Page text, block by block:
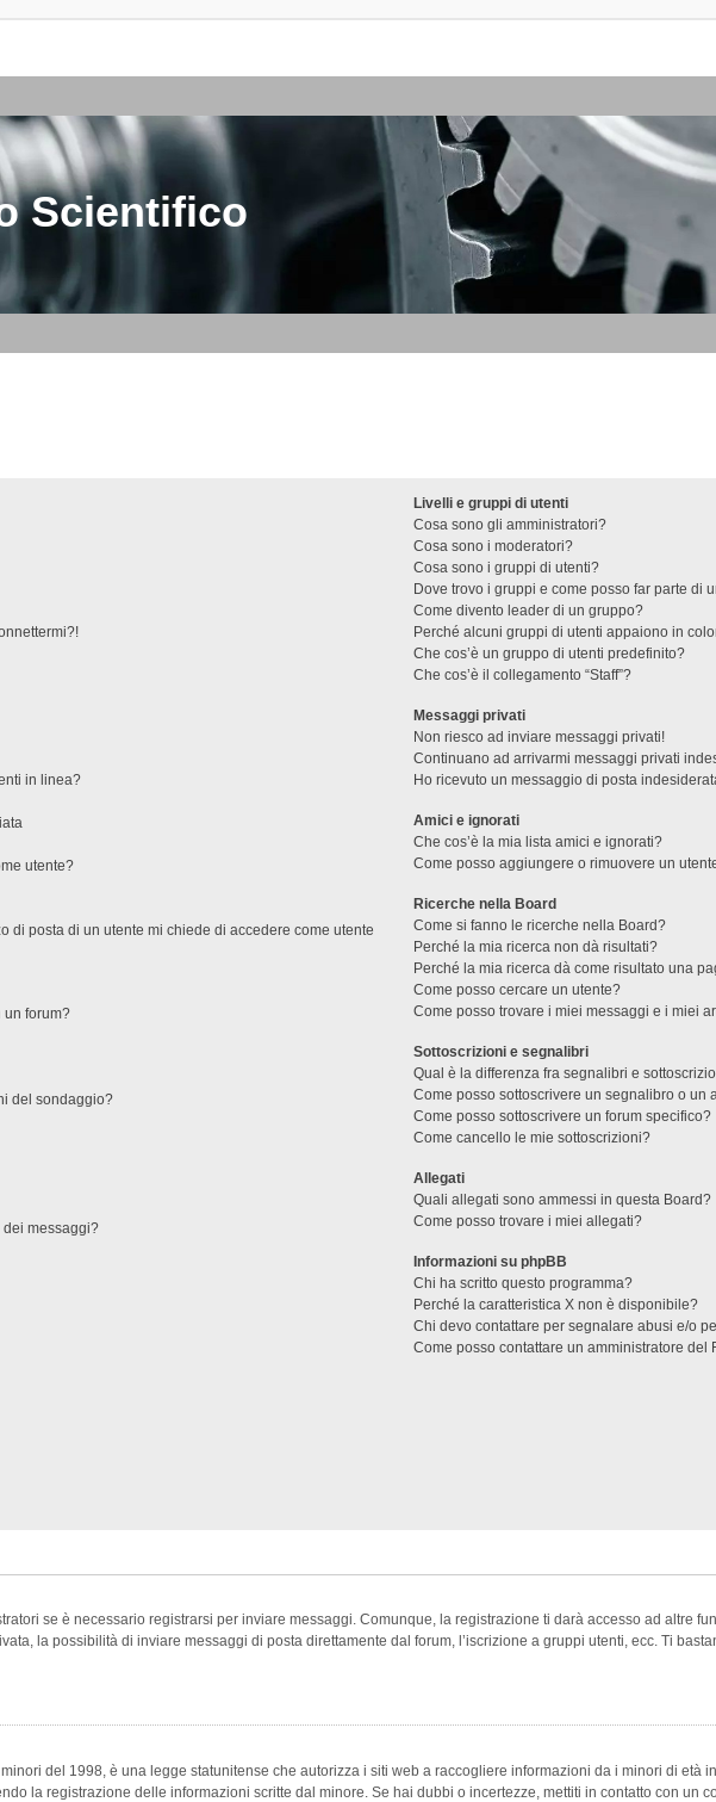
Scientifico
in linea?
utente?
di posta di un utente mi chiede di accedere come utente
un forum?
del sondaggio?
dei messaggi?
Livelli e gruppi di utenti
Cosa sono gli amministratori?
Cosa sono i moderatori?
Cosa sono i gruppi di utenti?
Dove trovo i gruppi e come posso far parte di
Come divento leader di un gruppo?
Perché alcuni gruppi di utenti appaiono in
Che cos’è un gruppo di utenti predefinito?
Che cos’è il collegamento “Staff”?
Messaggi privati
Non riesco ad inviare messaggi privati!
Continuano ad arrivarmi messaggi privati
Ho ricevuto un messaggio di posta
Amici e ignorati
Che cos’è la mia lista amici e ignorati?
Come posso aggiungere o rimuovere un
Ricerche nella Board
Come si fanno le ricerche nella Board?
Perché la mia ricerca non dà risultati?
Perché la mia ricerca dà come risultato una
Come posso cercare un utente?
Come posso trovare i miei messaggi e i miei
Sottoscrizioni e segnalibri
Qual è la differenza fra segnalibri e
Come posso sottoscrivere un segnalibro o un
Come posso sottoscrivere un forum specifico?
Come cancello le mie sottoscrizioni?
Allegati
Quali allegati sono ammessi in questa Board?
Come posso trovare i miei allegati?
Informazioni su phpBB
Chi ha scritto questo programma?
Perché la caratteristica X non è disponibile?
Chi devo contattare per segnalare abusi e/o
Come posso contattare un amministratore del
se è necessario registrarsi per inviare messaggi. Comunque, la registrazione ti darà accesso ad altre
la possibilità di inviare messaggi di posta direttamente dal forum, l’iscrizione a gruppi utenti, ecc. Ti
del 1998, è una legge statunitense che autorizza i siti web a raccogliere informazioni da i minori di età
la registrazione delle informazioni scritte dal minore. Se hai dubbi o incertezze, mettiti in contatto con un